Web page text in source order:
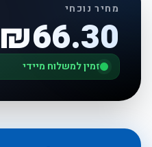
מחיר נוכחי
₪66.30
זמין למשלוח מיידי